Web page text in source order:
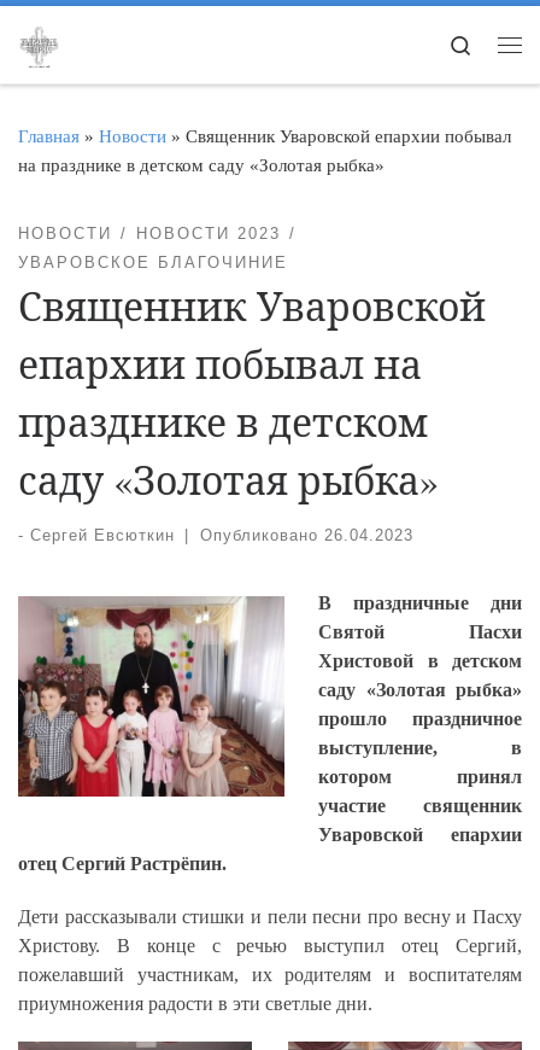
Перейти к содержимому
Search
Главная » Новости » Священник Уваровской епархии побывал
на празднике в детском саду «Золотая рыбка»
НОВОСТИ
НОВОСТИ 2023
УВАРОВСКОЕ БЛАГОЧИНИЕ
Священник Уваровской
епархии побывал на
празднике в детском
саду «Золотая рыбка»
- Сергей Евсюткин Опубликовано 26.04.2023
В праздничные дни
Святой Пасхи
Христовой в детском
саду «Золотая рыбка»
прошло праздничное
выступление, в
котором принял
участие священник
Уваровской епархии
отец Сергий Растрёпин.
Дети рассказывали стишки и пели песни про весну и Пасху
Христову. В конце с речью выступил отец Сергий,
пожелавший участникам, их родителям и воспитателям
приумножения радости в эти светлые дни.